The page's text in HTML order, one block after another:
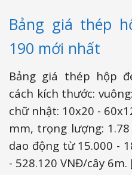
Bảng giá thép
190 mới nhất
Bảng giá thép hộp
cách kích thước:
chữ nhật: 10x20 -
mm, trọng lượng:
dao động từ 15.000 -
- 528.120 VNĐ/cây 6m.